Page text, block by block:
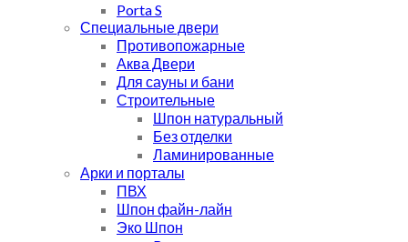
Porta S
Специальные двери
Противопожарные
Аква Двери
Для сауны и бани
Строительные
Шпон натуральный
Без отделки
Ламинированные
Арки и порталы
ПВХ
Шпон файн-лайн
Эко Шпон